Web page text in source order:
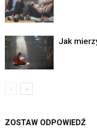
Jak
ZOSTAW ODPOWIEDŹ